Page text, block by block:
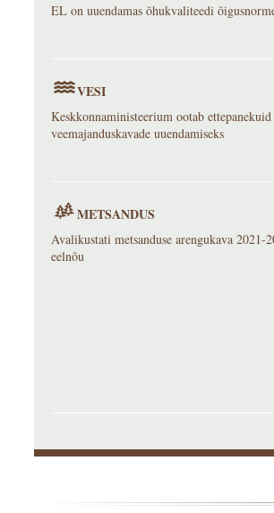
EL on uuendamas õhukvaliteedi
VESI
Keskkonnaministeerium ootab ettepanekuid
veemajanduskavade uuendamiseks
METSANDUS
Avalikustati metsanduse arengukava 2021-
eelnõu